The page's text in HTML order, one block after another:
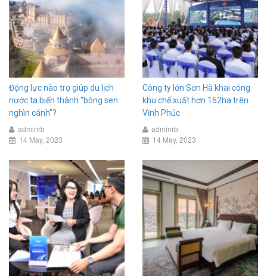
Động lực nào trợ giúp du lịch
nước ta biến thành “bông sen
nghìn cánh”?
adminrb
14 May, 2023
Công ty lớn Sơn Hà khai công
khu chế xuất hơn 162ha trên
Vĩnh Phúc
adminrb
14 May, 2023